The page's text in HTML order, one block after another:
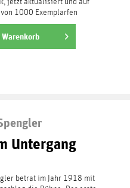
jetzt aktualisiert und auf
1000 Exemplarfen
-...
Warenkorb
Untergang
betrat im Jahr 1918 mit